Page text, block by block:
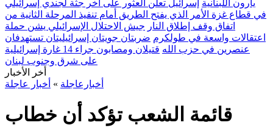
يارون اللبنانية إسرائيل تعلن العثور على أخر جثة لجندي إسرائيلي
في قطاع غزة الأمر الذي يفتح الطريق أمام تنفيذ المرحلة الثانية من
اتفاق وقف إطلاق النار جيش الاحتلال الإسرائيلي يشن حملة
اعتقالات واسعة في طولكرم ضربتان جويتان إسرائيليتان تستهدفان
عنصرين في حزب الله
قتيلان ومصابون جراء 14 غارة إسرائيلية
على شرق وجنوب لبنان
أخر الأخبار
أخبارعاجلة » أخبار عاجلة
قائمة الشعب تؤكد أن خطاب